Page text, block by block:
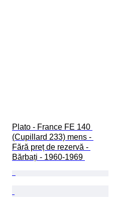
Plato - France FE 140
(Cupillard 233) mens -
Fără preț de rezervă -
Bărbați - 1960-1969